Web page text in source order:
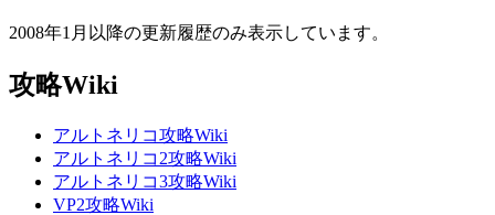
2008年1月以降の更新履歴のみ表示しています。
攻略Wiki
アルトネリコ攻略Wiki
アルトネリコ2攻略Wiki
アルトネリコ3攻略Wiki
VP2攻略Wiki